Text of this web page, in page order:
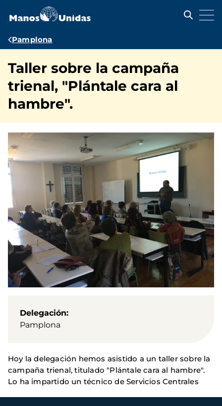
contenido
Ruta
navegación
Pamplona
Taller sobre la campaña
trienal, "Plántale cara al
hambre".
Delegación
Pamplona
Hoy la delegación hemos asistido a un taller sobre la
campaña trienal, titulado "Plántale cara al hambre".
Lo ha impartido un técnico de Servicios Centrales